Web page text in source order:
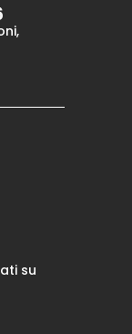
su